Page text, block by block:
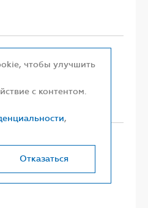
чтобы улучшить
с контентом.
,
Отказаться
96 (Казахстан)
69 (Казахстан)